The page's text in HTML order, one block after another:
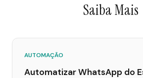
Saiba Mais
AUTOMAÇÃO
Automatizar WhatsApp do